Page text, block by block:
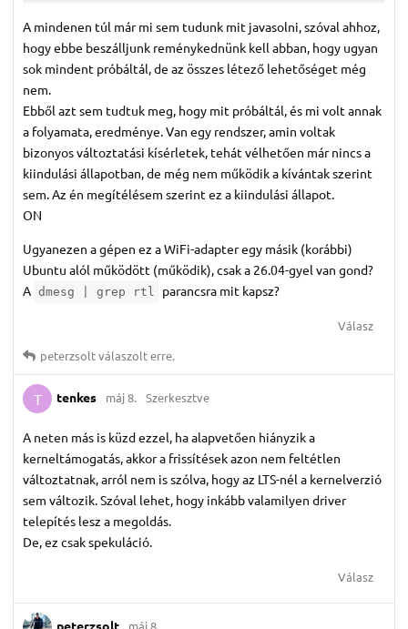
A mindenen túl már mi sem tudunk mit javasolni, szóval ahhoz,
hogy ebbe beszálljunk reménykednünk kell abban, hogy ugyan
sok mindent próbáltál, de az összes létező lehetőséget még
nem.
Ebből azt sem tudtuk meg, hogy mit próbáltál, és mi volt annak
a folyamata, eredménye. Van egy rendszer, amin voltak
bizonyos változtatási kísérletek, tehát vélhetően már nincs a
kiindulási állapotban, de még nem működik a kívántak szerint
sem. Az én megítélésem szerint ez a kiindulási állapot.
ON
Ugyanezen a gépen ez a WiFi-adapter egy másik (korábbi)
Ubuntu alól működött (működik), csak a 26.04-gyel van gond?
A dmesg | grep rtl parancsra mit kapsz?
Válasz
peterzsoltválaszolt erre.
T tenkes máj 8. Szerkesztve
A neten más is küzd ezzel, ha alapvetően hiányzik a
kerneltámogatás, akkor a frissítések azon nem feltétlen
változtatnak, arról nem is szólva, hogy az LTS-nél a kernelverzió
sem változik. Szóval lehet, hogy inkább valamilyen driver
telepítés lesz a megoldás.
De, ez csak spekuláció.
Válasz
peterzsolt máj 8.